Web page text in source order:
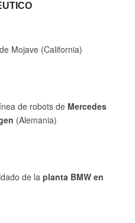
Mojave (California)
de robots de Mercedes
(Alemania)
de laplanta BMW en